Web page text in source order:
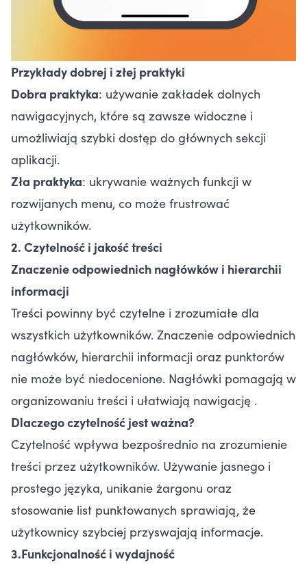
Przykłady dobrej i złej praktyki
Dobra praktyka: używanie zakładek dolnych
nawigacyjnych, które są zawsze widoczne i
umożliwiają szybki dostęp do głównych sekcji
aplikacji.
Zła praktyka: ukrywanie ważnych funkcji w
rozwijanych menu, co może frustrować
użytkowników.
2. Czytelność i jakość treści
Znaczenie odpowiednich nagłówków i hierarchii
informacji
Treści powinny być czytelne i zrozumiałe dla
wszystkich użytkowników. Znaczenie odpowiednich
nagłówków, hierarchii informacji oraz punktorów
nie może być niedocenione. Nagłówki pomagają w
organizowaniu treści i ułatwiają nawigację .
Dlaczego czytelność jest ważna?
Czytelność wpływa bezpośrednio na zrozumienie
treści przez użytkowników. Używanie jasnego i
prostego języka, unikanie żargonu oraz
stosowanie list punktowanych sprawiają, że
użytkownicy szybciej przyswajają informacje.
3.Funkcjonalność i wydajność